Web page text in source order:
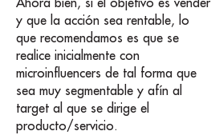
y que la acción sea rentable, lo
que recomendamos es que se
realice inicialmente con
microinfluencers de tal forma que
sea muy segmentable y afín al
target al que se dirige el
producto/servicio.